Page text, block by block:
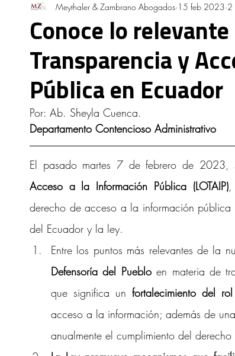
Impuestos y Aduanas Laboral Protección de Datos
Regulación y Sector Público Familia y Movilidad
Ponencias y Análisis Propiedad Intelectual y Mercado
Conoce lo
Transparencia y
Pública en Ecuador
Meythaler & Zambrano Abogados 15 feb 2023 2
Por: Ab. Sheyla Cuenca.
Departamento Contencioso Administrativo
El pasado martes 7 de febrero de 2023,
Acceso a la Información Pública (LOTAIP),
derecho de acceso a la información
del Ecuador y la ley.
Entre los puntos más relevantes de la
Defensoría del Pueblo en materia de
que significa un fortalecimiento del
acceso a la información; además de
anualmente el cumplimiento del